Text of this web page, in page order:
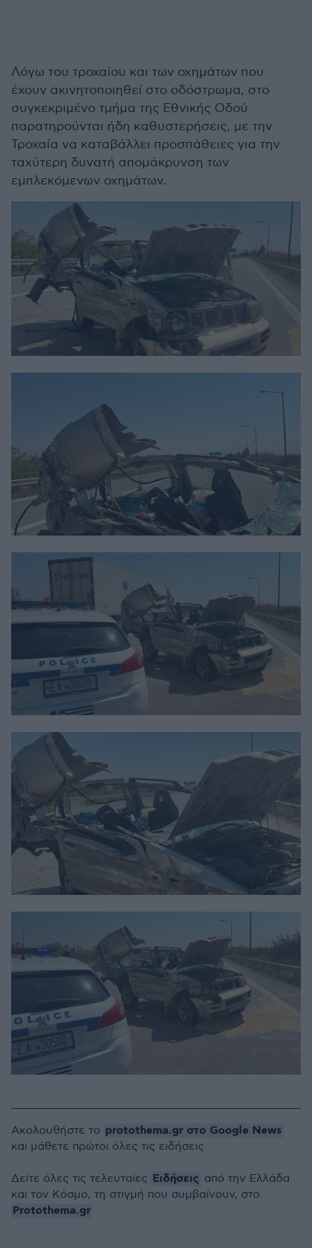
Λόγω του τροχαίου και των οχημάτων που
έχουν ακινητοποιηθεί στο οδόστρωμα, στο
συγκεκριμένο τμήμα της Εθνικής Οδού
παρατηρούνται ήδη καθυστερήσεις, με την
Τροχαία να καταβάλλει προσπάθειες για την
ταχύτερη δυνατή απομάκρυνση των
εμπλεκόμενων οχημάτων.
Ακολουθήστε το protothema.gr στο Google News
και μάθετε πρώτοι όλες τις ειδήσεις
Δείτε όλες τις τελευταίες Ειδήσεις από την Ελλάδα
και τον Κόσμο, τη στιγμή που συμβαίνουν, στο
Protothema.gr